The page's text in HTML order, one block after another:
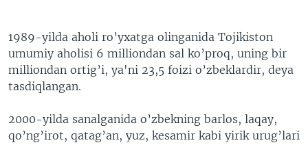
1989-yilda aholi ro’yxatga olinganida Tojikiston
umumiy aholisi 6 milliondan sal ko’proq, uning bir
milliondan ortig’i, ya'ni 23,5 foizi o’zbeklardir, deya
tasdiqlangan.
2000-yilda sanalganida o’zbekning barlos, laqay,
qo’ng’irot, qatag’an, yuz, kesamir kabi yirik urug’lari